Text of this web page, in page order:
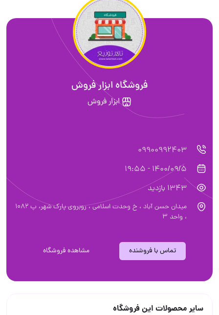
فروشگاه ابزار فروش
ابزار فروش
09900992403
1400/09/5 - 19:55
1343 بازدید
میدان حسن آباد ، خ وحدت اسلامی ، روبروی پارک شهر، پ ۱۰۸۲
، واحد ۳
تماس با فروشنده مشاهده فروشگاه
سایر محصولات این فروشگاه